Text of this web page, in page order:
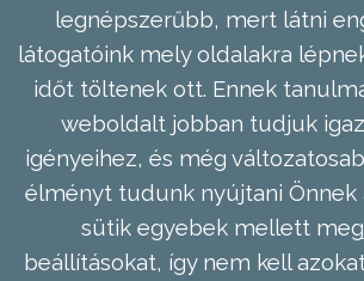
legnépszerűbb, mert látni
látogatóink mely oldalakra
időt töltenek ott. Ennek
weboldalt jobban tudjuk
igényeihez, és még
élményt tudunk nyújtani Önnek
sütik egyebek mellett
beállításokat, így nem kell